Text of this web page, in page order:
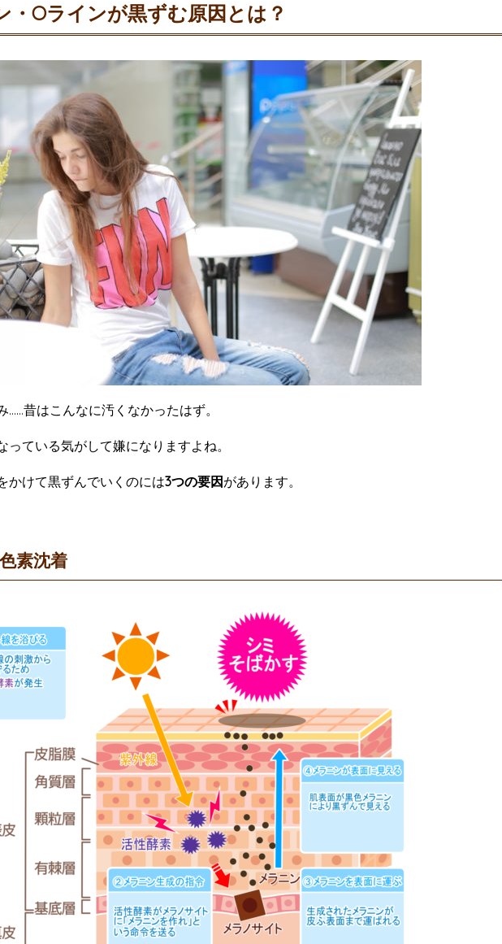
・Oラインが黒ずむ原因とは？
昔はこんなに汚くなかったはず。
ている気がして嫌になりますよね。
かけて黒ずんでいくのには3つの要因 があります。
素沈着